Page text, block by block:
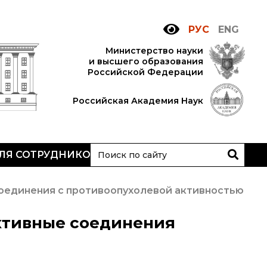
РУС ENG
Министерство науки
и высшего образования
Российской Федерации
Российская Академия Наук
СОТРУДНИКОВ
центр ИОХ РАН
с противоопухолевой активностью
соединения